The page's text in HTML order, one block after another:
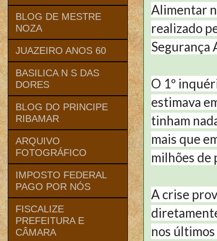
Alimentar
realizado
Segurança
O 1º
estimava
tinham
mais que
milhões de
A crise
nos
BLOG DE MESTRE
NOZA
JUAZEIRO ANOS 60
BASILICA N S DAS
DORES
BLOG DO PRINCIPE
RIBAMAR
ARQUIVO
FOTOGRÁFICO
IMPOSTO FEDERAL
PAGO POR NÓS
FISCALIZE
PREFEITURA E
CÂMARA